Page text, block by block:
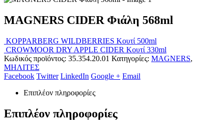
MAGNERS CIDER Φιάλη 568ml
KOPPARBERG WILDBERRIES Κουτί 500ml
CROWMOOR DRY APPLE CIDER Κουτί 330ml
Κωδικός προϊόντος: 35.354.20.01 Κατηγορίες: MAGNERS,
ΜΗΛΙΤΕΣ
Facebook Twitter LinkedIn Google + Email
Επιπλέον πληροφορίες
Επιπλέον πληροφορίες